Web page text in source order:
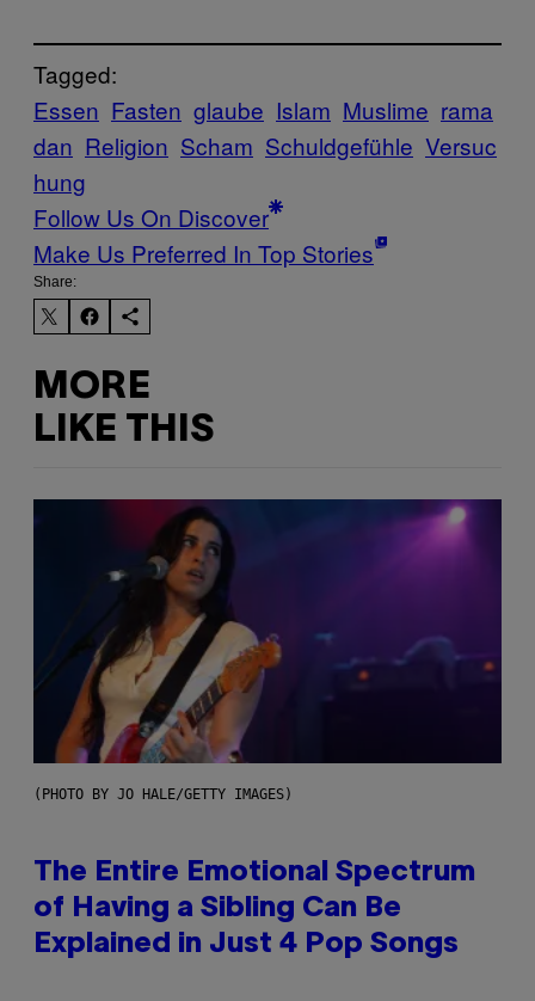
Tagged:
Essen Fasten glaube Islam Muslime rama
dan Religion Scham Schuldgefühle Versuc
hung
Follow Us On Discover
Make Us Preferred In Top Stories
Share:
MORE
LIKE THIS
(PHOTO BY JO HALE/GETTY IMAGES)
The Entire Emotional Spectrum
of Having a Sibling Can Be
Explained in Just 4 Pop Songs